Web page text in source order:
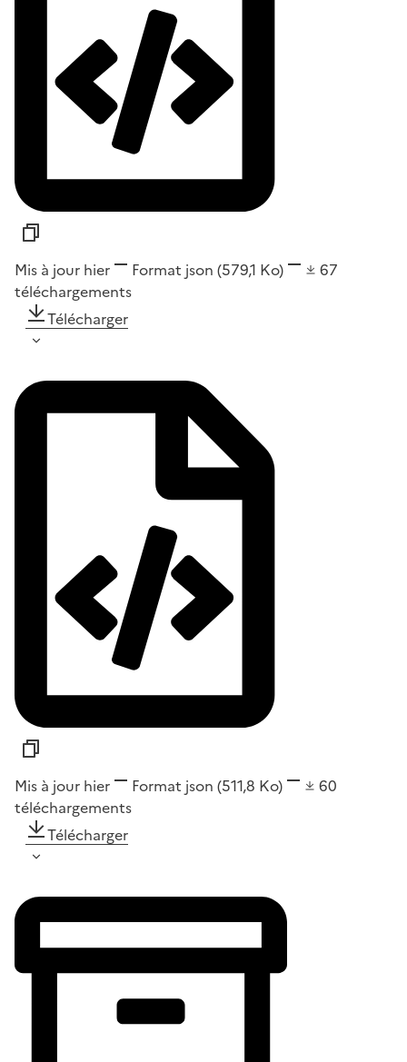
Mis à jour hier Format json (579,1 Ko)
67
téléchargements
Télécharger
Mis à jour hier Format json (511,8 Ko)
60
téléchargements
Télécharger